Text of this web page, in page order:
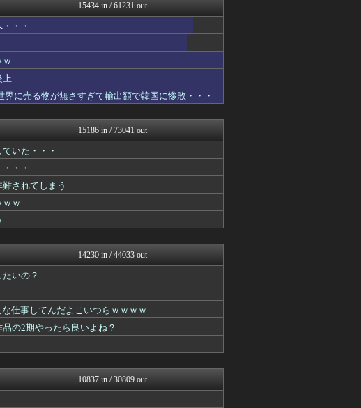
ガジェット2ch
」...
キニ速
れ...
地...
フットボール速報
GOSSIP速報
ぶる速-VIP
バズッター速報
応...
ハウメニージャパン！
AKB48タイムズ（AKB...
がーるずレポート - ガー...
NEWSぽけまとめーる
なんJ PRIDE
い...
まとめCUP
...
理想ちゃんねる
NEWSまとめもりー｜2c...
ゴールデンタイムズ
フィルダースチョイス
スコールちゃんねる｜２ちゃ...
15434 in / 61231 out
・・
上
に売る物が無さすぎて輸出額で韓国に惨敗・・・
15186 in / 73041 out
いた・・・
・・
されてしまう
ｗ
14230 in / 44033 out
いの？
仕事してんだよこいつらｗｗｗｗ
の2期やったら良いよね？
10837 in / 30809 out